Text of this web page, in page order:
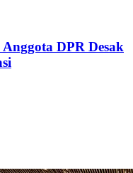
DPR Desak